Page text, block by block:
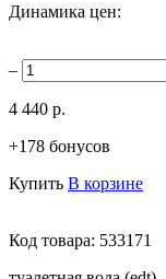
Динамика цен:
–
4 440 р.
+178 бонусов
Купить В корзине
Код товара: 533171